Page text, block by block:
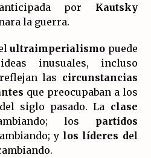
por Kautsky
la guerra.
ultraimperialismo puede
inusuales, incluso
las circunstancias
que preocupaban a los
siglo pasado. La clase
los partidos
y los líderes del